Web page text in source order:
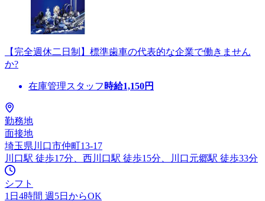
【完全週休二日制】標準歯車の代表的な企業で働きません
か?
在庫管理スタッフ 時給1,150円
勤務地
面接地
埼玉県川口市仲町13-17
川口駅 徒歩17分、西川口駅 徒歩15分、川口元郷駅 徒歩33分
シフト
1日4時間 週5日からOK